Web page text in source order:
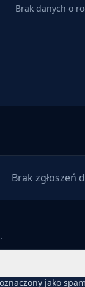
Brak danych o
Brak zgłoszeń
jako